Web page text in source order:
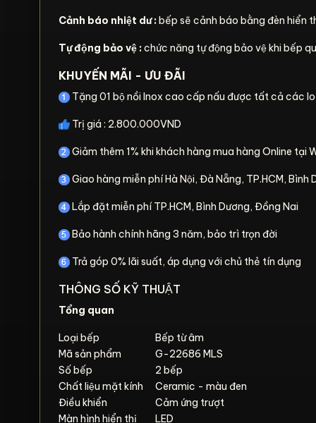
Cảnh báo nhiệt dư :bếp sẽ cảnh báo bằng đèn hiển
Tự động bảo vệ :chức năng tự động bảo vệ khi bếp
KHUYẾN MÃI - ƯU ĐÃI
Tặng 01 bộ nồi Inox cao cấp nấu được tất cả các
Trị giá : 2.800.000VND
Giảm thêm 1% khi khách hàng mua hàng Online tại
Giao hàng miễn phí Hà Nội, Đà Nẵng, TP.HCM, Bình
Lắp đặt miễn phí TP.HCM, Bình Dương, Đồng Nai
Bảo hành chính hãng 3 năm, bảo trì trọn đời
Trả góp 0% lãi suất, áp dụng với chủ thẻ tín dụng
THÔNG SỐ KỸ THUẬT
Tổng quan
Loại bếp
Bếp từ âm
Mã sản phẩm
G-22686 MLS
Số bếp
2 bếp
Chất liệu mặt kính
Ceramic - màu đen
Điều khiển
Cảm ứng trượt
Màn hình hiển thị
LED